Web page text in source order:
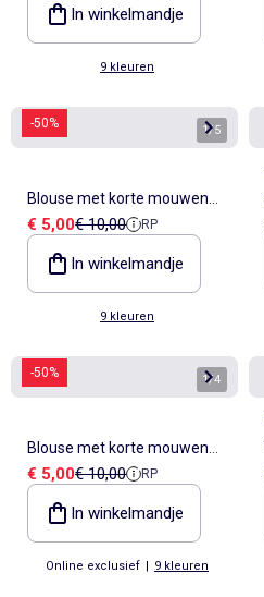
In winkelmandje
9 kleuren
-50% 1/5
Blouse met korte mouwen
en V-hals
Verkoopprijs
€ 5,00Referentieprijs
€ 10,00 RP
In winkelmandje
9 kleuren
-50% 1/4
Blouse met korte mouwen
en V-hals
Verkoopprijs
€ 5,00Referentieprijs
€ 10,00 RP
In winkelmandje
Online exclusief | 9 kleuren